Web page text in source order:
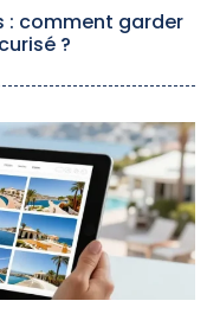
: comment garder
?